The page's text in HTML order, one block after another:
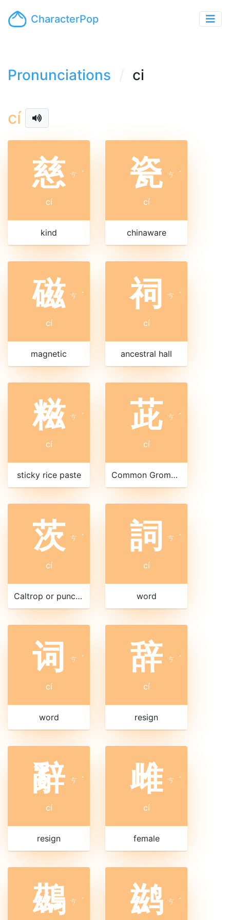
CharacterPop
Pronunciations ci
cí
慈 ㄘ ˊ
cí
kind
瓷 ㄘ ˊ
cí
chinaware
磁 ㄘ ˊ
cí
magnetic
祠 ㄘ ˊ
cí
ancestral hall
糍 ㄘ ˊ
cí
sticky rice paste
茈 ㄘ ˊ
cí
Common Gromwell or European stoneseed
茨 ㄘ ˊ
cí
Caltrop or puncture vine
詞 ㄘ ˊ
cí
word
词 ㄘ ˊ
cí
word
辞 ㄘ ˊ
cí
resign
辭 ㄘ ˊ
cí
resign
雌 ㄘ ˊ
cí
female
鷀 ㄘ ˊ 鹚 ㄘ ˊ